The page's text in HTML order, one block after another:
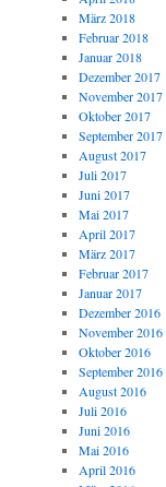
März 2018
Februar 2018
Januar 2018
Dezember 2017
November 2017
Oktober 2017
September 2017
August 2017
Juli 2017
Juni 2017
Mai 2017
April 2017
März 2017
Februar 2017
Januar 2017
Dezember 2016
November 2016
Oktober 2016
September 2016
August 2016
Juli 2016
Juni 2016
Mai 2016
April 2016